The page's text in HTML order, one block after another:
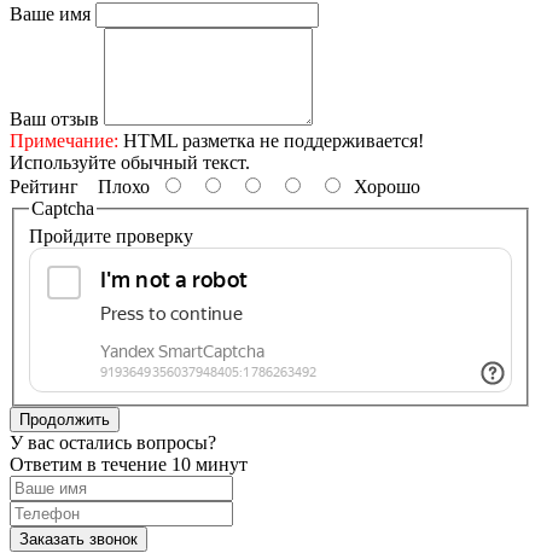
Ваше имя
Ваш отзыв
Примечание: HTML разметка не поддерживается!
Используйте обычный текст.
Рейтинг Плохо
Хорошо
Captcha
Пройдите проверку
Продолжить
У вас остались вопросы?
Ответим в течение 10 минут
Заказать звонок